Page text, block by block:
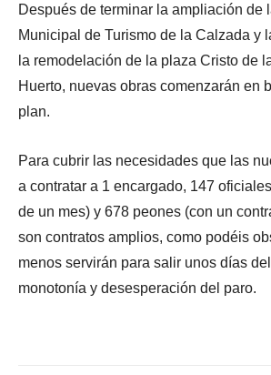
Después de terminar la ampliación de
Municipal de Turismo de la Calzada y
la remodelación de la plaza Cristo de
Huerto, nuevas obras comenzarán en
plan.
Para cubrir las necesidades que las
a contratar a 1 encargado, 147
de un mes) y 678 peones (con un
son contratos amplios, como podéis
menos servirán para salir unos días
monotonía y desesperación del paro.